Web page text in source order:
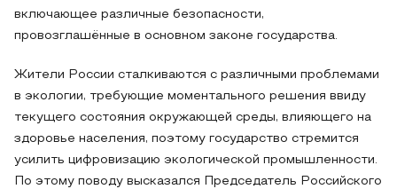
включающее различные безопасности,
провозглашённые в основном законе государства.
Жители России сталкиваются с различными проблемами
в экологии, требующие моментального решения ввиду
текущего состояния окружающей среды, влияющего на
здоровье населения, поэтому государство стремится
усилить цифровизацию экологической промышленности.
По этому поводу высказался Председатель Российского